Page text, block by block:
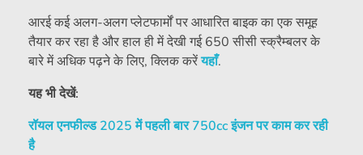
आरई कई अलग-अलग प्लेटफार्मों पर आधारित बाइक का एक समूह
तैयार कर रहा है और हाल ही में देखी गई 650 सीसी स्क्रैम्बलर के
बारे में अधिक पढ़ने के लिए, क्लिक करेंयहाँ.
यह भी देखें:
रॉयल एनफील्ड 2025 में पहली बार 750cc इंजन पर काम कर रही
है